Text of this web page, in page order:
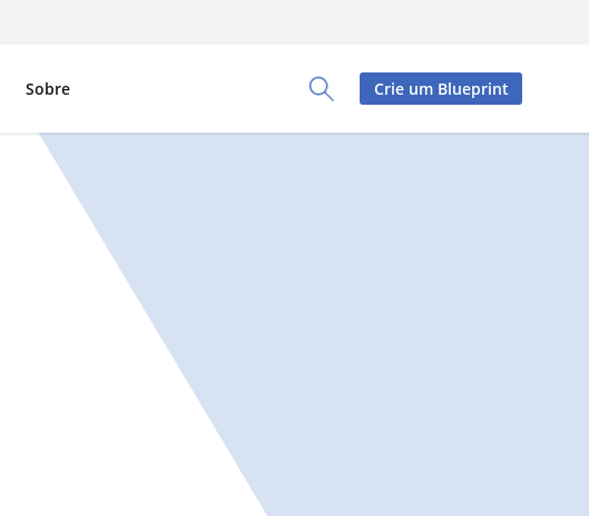
Toggle Search Panel
Sobre Crie um Blueprint